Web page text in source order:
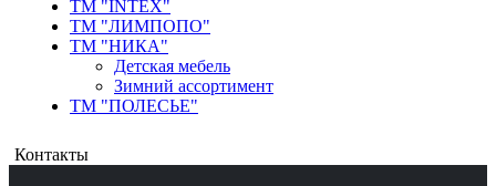
ТМ "INTEX"
ТМ "ЛИМПОПО"
ТМ "НИКА"
Детская мебель
Зимний ассортимент
ТМ "ПОЛЕСЬЕ"
Контакты